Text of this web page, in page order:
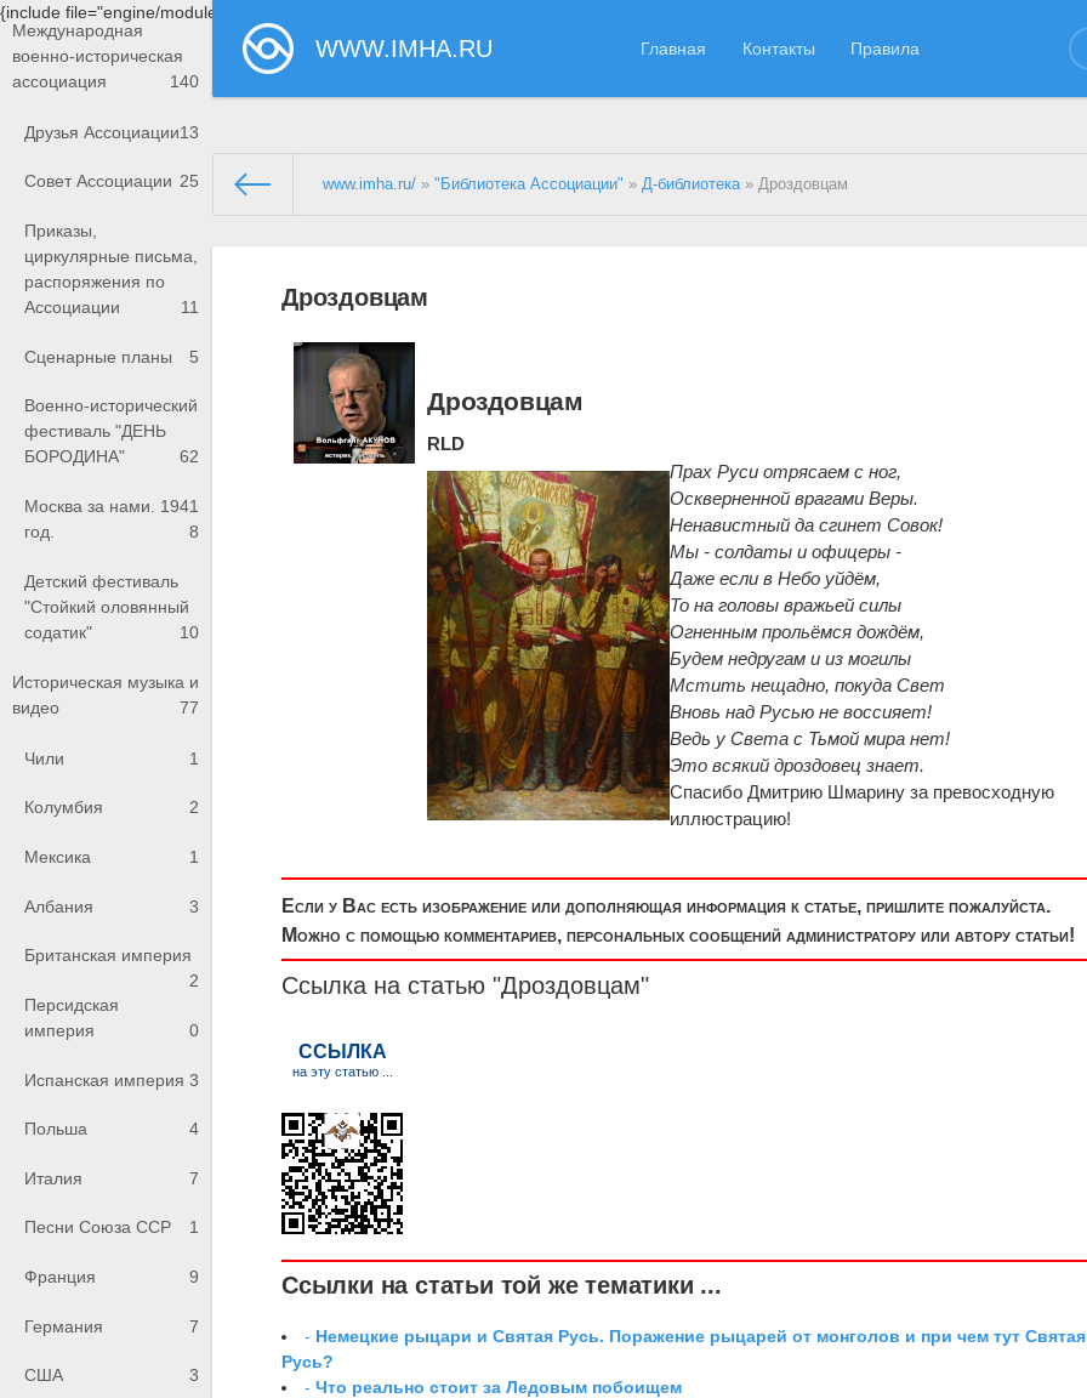
{include file="engine/modules/saperu/head.php"}
WWW.IMHA.RU Главная Контакты Правила
Международная
военно-историческая
ассоциация
140
Друзья Ассоциации13
Совет Ассоциации 25
Приказы,
циркулярные письма,
распоряжения по
Ассоциации
11
Сценарные планы 5
Военно-исторический
фестиваль "ДЕНЬ
БОРОДИНА"
62
Москва за нами. 1941
год.
8
Детский фестиваль
"Стойкий оловянный
содатик"
10
Историческая музыка и
видео
77
Чили 1
Колумбия 2
Мексика 1
Албания 3
Британская империя
2
Персидская
империя
0
Испанская империя 3
Польша 4
Италия 7
Песни Союза ССР 1
Франция 9
Германия 7
США 3
www.imha.ru/ »"Библиотека Ассоциации" »Д-библиотека» Дроздовцам
Дроздовцам
Дроздовцам
RLD
Прах Руси отрясаем с ног,
Оскверненной врагами Веры.
Ненавистный да сгинет Совок!
Мы - солдаты и офицеры -
Даже если в Небо уйдём,
То на головы вражьей силы
Огненным прольёмся дождём,
Будем недругам и из могилы
Мстить нещадно, покуда Свет
Вновь над Русью не воссияет!
Ведь у Света с Тьмой мира нет!
Это всякий дроздовец знает.
Спасибо Дмитрию Шмарину за превосходную
иллюстрацию!
Если у Вас есть изображение или дополняющая информация к статье, пришлите пожалуйста.
Можно с помощью комментариев, персональных сообщений администратору или автору статьи!
Ссылка на статью "Дроздовцам"
Ссылки на статьи той же тематики ...
- Немецкие рыцари и Святая Русь. Поражение рыцарей от монголов и при чем тут Святая
Русь?
-Что реально стоит за Ледовым побоищем